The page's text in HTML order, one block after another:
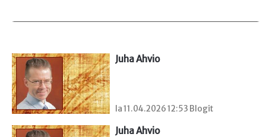
Juha Ahvio
la 11.04.2026 12:53 Blogit
Juha Ahvio